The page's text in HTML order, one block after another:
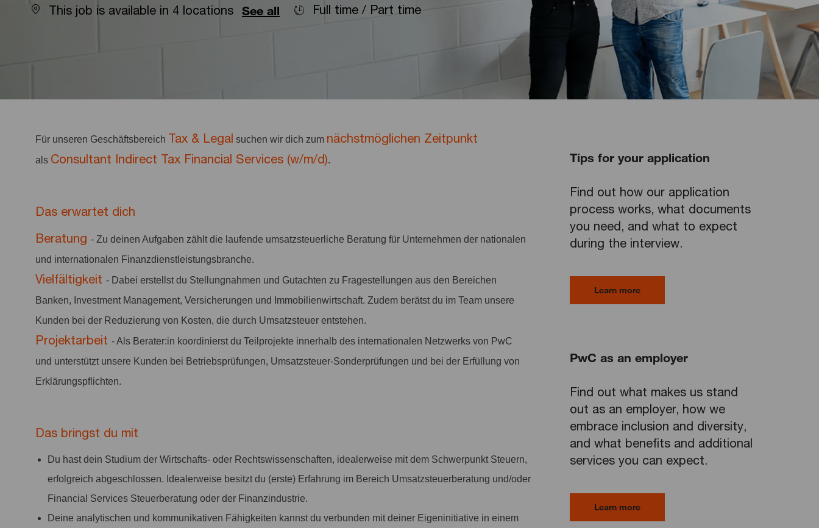
This job is available in 4 locations See all Full time / Part time
Für unseren Geschäftsbereich Tax & Legal suchen wir dich zum nächstmöglichen Zeitpunkt
als Consultant Indirect Tax Financial Services (w/m/d).
Das erwartet dich
Beratung - Zu deinen Aufgaben zählt die laufende umsatzsteuerliche Beratung für Unternehmen der nationalen
und internationalen Finanzdienstleistungsbranche.
Vielfältigkeit - Dabei erstellst du Stellungnahmen und Gutachten zu Fragestellungen aus den Bereichen
Banken, Investment Management, Versicherungen und Immobilienwirtschaft. Zudem berätst du im Team unsere
Kunden bei der Reduzierung von Kosten, die durch Umsatzsteuer entstehen.
Projektarbeit - Als Berater:in koordinierst du Teilprojekte innerhalb des internationalen Netzwerks von PwC
und unterstützt unsere Kunden bei Betriebsprüfungen, Umsatzsteuer-Sonderprüfungen und bei der Erfüllung von
Erklärungspflichten.
Das bringst du mit
Du hast dein Studium der Wirtschafts- oder Rechtswissenschaften, idealerweise mit dem Schwerpunkt Steuern,
erfolgreich abgeschlossen. Idealerweise besitzt du (erste) Erfahrung im Bereich Umsatzsteuerberatung und/oder
Financial Services Steuerberatung oder der Finanzindustrie.
Deine analytischen und kommunikativen Fähigkeiten kannst du verbunden mit deiner Eigeninitiative in einem
Tips for your application
Find out how our application
process works, what documents
you need, and what to expect
during the interview.
Learn more
PwC as an employer
Find out what makes us stand
out as an employer, how we
embrace inclusion and diversity,
and what benefits and additional
services you can expect.
Learn more